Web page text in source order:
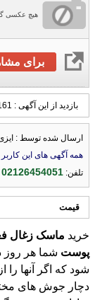
هیچ عکسی
برای
بازدید از این آگهی : 161
ارسال شده توسط : ایزی
همه آگهی های این کاربر
تلفن:02126454051
قیمت
خرید ماسک زغال
پوست شما هر روز
شود که اگر
دچار جوش
شادابی و